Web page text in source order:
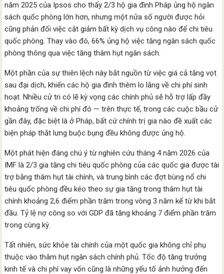
năm 2025 của Ipsos cho thấy 2/3 hộ gia đình Pháp ủng hộ ngân
sách quốc phòng lớn hơn, nhưng một nửa số người được hỏi
cũng phản đối việc cắt giảm bất kỳ dịch vụ công nào để chi tiêu
quốc phòng. Thay vào đó, 66% ủng hộ việc tăng ngân sách quốc
phòng thông qua việc tăng thâm hụt ngân sách.
Một phần của sự thiên lệch này bắt nguồn từ việc giá cả tăng vọt
sau đại dịch, khiến các hộ gia đình thêm lo lắng về chi phí sinh
hoạt. Nhiều cử tri có lẽ kỳ vọng các chính phủ sẽ hỗ trợ lấp đầy
khoảng trống về chi phí đó — trên thực tế, trong các cuộc bầu cử
gần đây, đặc biệt là ở Pháp, bất cứ chính trị gia nào đề xuất các
biện pháp thắt lưng buộc bụng đều không được ủng hộ.
Một phát hiện đáng chú ý từ nghiên cứu tháng 4 năm 2026 của
IMF là 2/3 gia tăng chi tiêu quốc phòng của các quốc gia được tài
trợ bằng thâm hụt tài chính, và trung bình các đợt bùng nổ chi
tiêu quốc phòng đều kéo theo sự gia tăng trong thâm hụt tài
chính khoảng 2,6 điểm phần trăm trong vòng 3 năm kể từ khi bắt
đầu. Tỷ lệ nợ công so với GDP đã tăng khoảng 7 điểm phần trăm
trong cùng kỳ.
Tất nhiên, sức khỏe tài chính của một quốc gia không chỉ phụ
thuộc vào thâm hụt ngân sách chính phủ. Tốc độ tăng trưởng
kinh tế và chi phí vay vốn cũng là những yếu tố ảnh hưởng đến